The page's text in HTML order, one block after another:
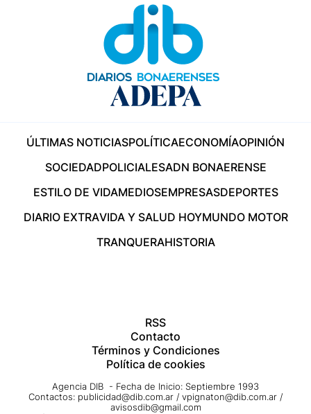
ÚLTIMAS NOTICIASPOLÍTICAECONOMÍAOPINIÓN
SOCIEDADPOLICIALESADN BONAERENSE
ESTILO DE VIDAMEDIOSEMPRESASDEPORTES
DIARIO EXTRAVIDA Y SALUD HOYMUNDO MOTOR
TRANQUERAHISTORIA
RSS
Contacto
Términos y Condiciones
Política de cookies
Agencia DIB - Fecha de Inicio: Septiembre 1993
Contactos: publicidad@dib.com.ar / vpignaton@dib.com.ar /
avisosdib@gmail.com